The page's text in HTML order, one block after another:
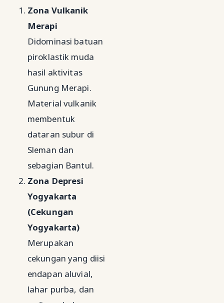
Zona Vulkanik
Merapi
Didominasi batuan
piroklastik muda
hasil aktivitas
Gunung Merapi.
Material vulkanik
membentuk
dataran subur di
Sleman dan
sebagian Bantul.
Zona Depresi
Yogyakarta
(Cekungan
Yogyakarta)
Merupakan
cekungan yang diisi
endapan aluvial,
lahar purba, dan